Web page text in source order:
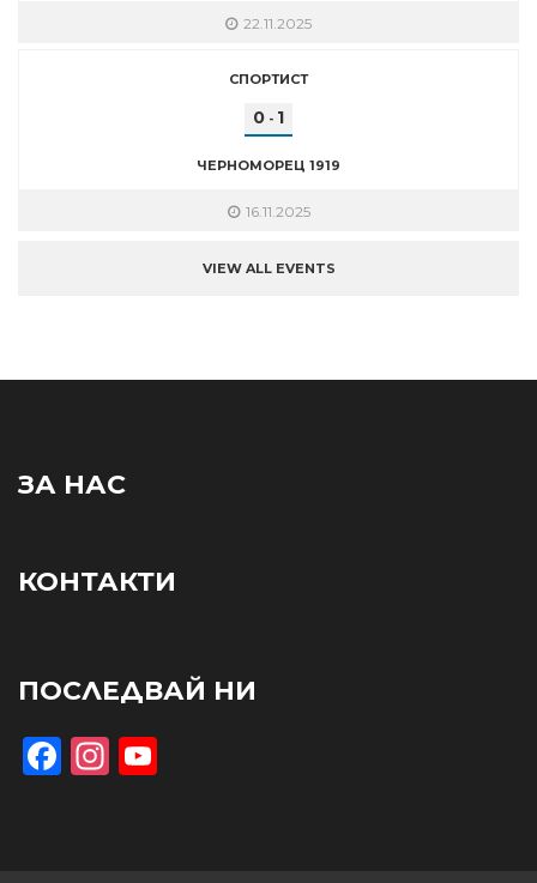
22.11.2025
СПОРТИСТ
0 - 1
ЧЕРНОМОРЕЦ 1919
16.11.2025
VIEW ALL EVENTS
ЗА НАС
КОНТАКТИ
ПОСЛЕДВАЙ НИ
Facebook
Instagram